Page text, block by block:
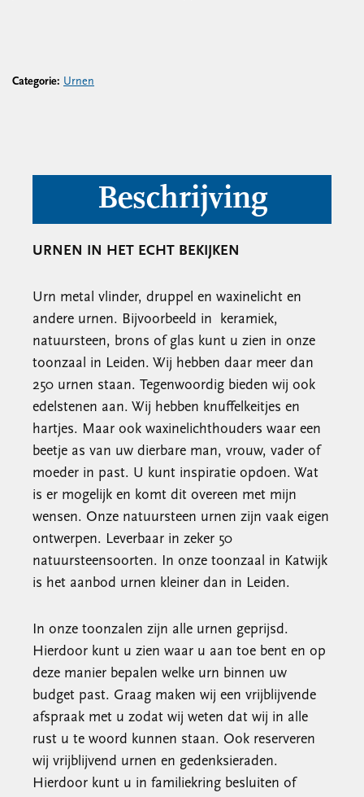
Categorie: Urnen
Beschrijving
URNEN IN HET ECHT BEKIJKEN
Urn metal vlinder, druppel en waxinelicht en
andere urnen. Bijvoorbeeld in keramiek,
natuursteen, brons of glas kunt u zien in onze
toonzaal in Leiden. Wij hebben daar meer dan
250 urnen staan. Tegenwoordig bieden wij ook
edelstenen aan. Wij hebben knuffelkeitjes en
hartjes. Maar ook waxinelichthouders waar een
beetje as van uw dierbare man, vrouw, vader of
moeder in past. U kunt inspiratie opdoen. Wat
is er mogelijk en komt dit overeen met mijn
wensen. Onze natuursteen urnen zijn vaak eigen
ontwerpen. Leverbaar in zeker 50
natuursteensoorten. In onze toonzaal in Katwijk
is het aanbod urnen kleiner dan in Leiden.
In onze toonzalen zijn alle urnen geprijsd.
Hierdoor kunt u zien waar u aan toe bent en op
deze manier bepalen welke urn binnen uw
budget past. Graag maken wij een vrijblijvende
afspraak met u zodat wij weten dat wij in alle
rust u te woord kunnen staan. Ook reserveren
wij vrijblijvend urnen en gedenksieraden.
Hierdoor kunt u in familiekring besluiten of